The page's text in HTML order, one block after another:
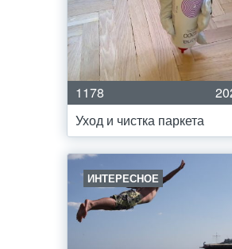
1178
Уход и чистка паркета
ИНТЕРЕСНОЕ